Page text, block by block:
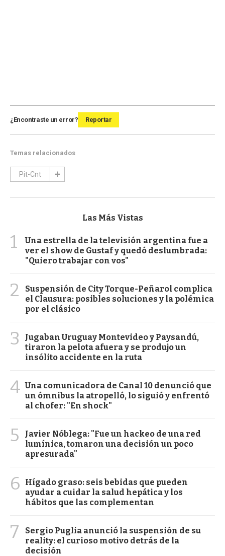
¿Encontraste un error? Reportar
Temas relacionados
Pit-Cnt
Las Más Vistas
1
Una estrella de la televisión argentina fue a
ver el show de Gustaf y quedó deslumbrada:
"Quiero trabajar con vos"
2
Suspensión de City Torque-Peñarol complica
el Clausura: posibles soluciones y la polémica
por el clásico
3
Jugaban Uruguay Montevideo y Paysandú,
tiraron la pelota afuera y se produjo un
insólito accidente en la ruta
4 Una comunicadora de Canal 10 denunció que
un ómnibus la atropelló, lo siguió y enfrentó
al chofer: "En shock"
5
Javier Nóblega: "Fue un hackeo de una red
lumínica, tomaron una decisión un poco
apresurada"
6
Hígado graso: seis bebidas que pueden
ayudar a cuidar la salud hepática y los
hábitos que las complementan
7
Sergio Puglia anunció la suspensión de su
reality: el curioso motivo detrás de la
decisión